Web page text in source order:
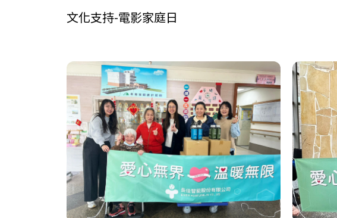
文化支持-電影家庭日